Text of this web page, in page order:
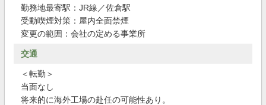
勤務地最寄駅：JR線／佐倉駅
受動喫煙対策：屋内全面禁煙
変更の範囲：会社の定める事業所
交通
＜転勤＞
当面なし
将来的に海外工場の赴任の可能性あり。